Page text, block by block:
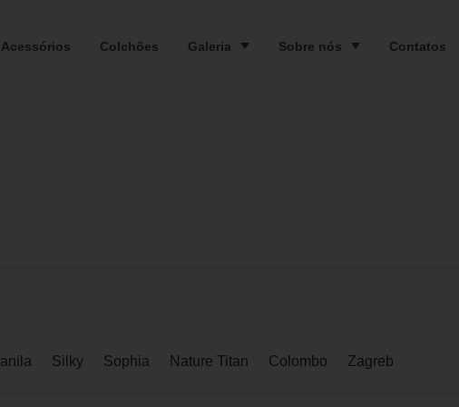
Acessórios Colchões Galeria Sobre nós Contatos
Silky Sophia Nature Titan Colombo Zagreb